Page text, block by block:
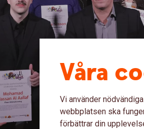
Våra
Vi använder
webbplatsen ska
förbättrar din